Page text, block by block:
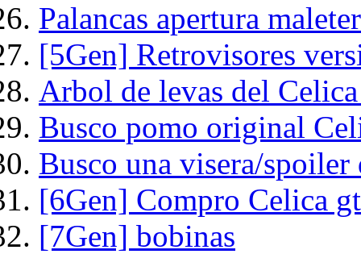
Palancas apertura
[5Gen] Retrovisores
Arbol de levas del
Busco pomo original
Busco una visera/spoiler
[6Gen] Compro Celica
[7Gen] bobinas